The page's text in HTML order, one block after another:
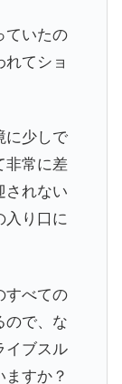
ていたの
てショ
に少しで
非常に差
されない
入り口に
すべての
ので、な
イブスル
すか？